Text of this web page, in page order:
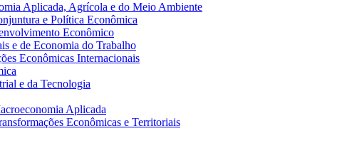
Aplicada, Agrícola e do Meio Ambiente
e Política Econômica
Econômico
e de Economia do Trabalho
Econômicas Internacionais
e da Tecnologia
Aplicada
Econômicas e Territoriais